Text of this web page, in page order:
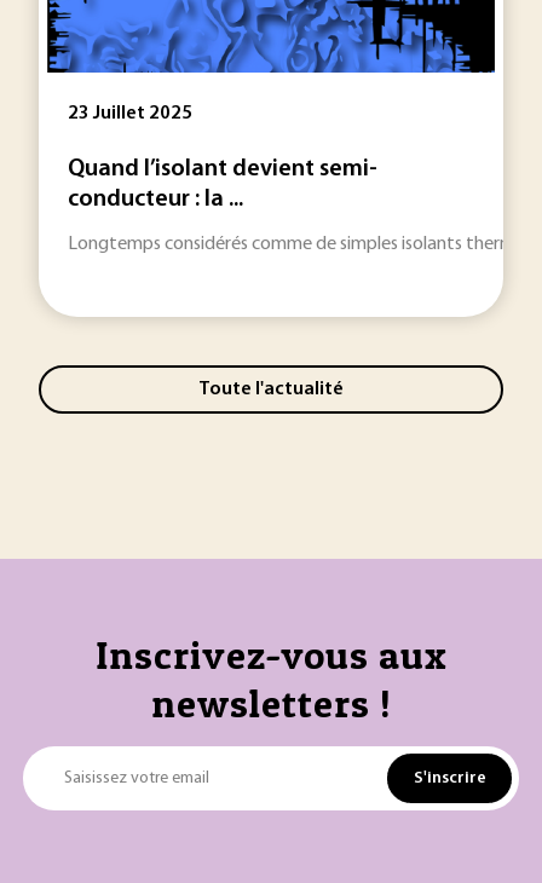
23 Juillet 2025
Quand l’isolant devient semi-
conducteur : la ...
Longtemps considérés comme de simples isolants
Toute l'actualité
Inscrivez-vous aux
newsletters !
Saisissez votre email S'inscrire